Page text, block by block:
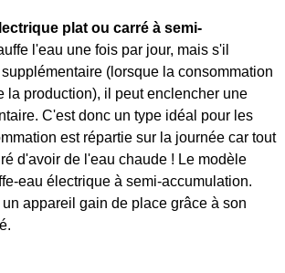
plat ou carré à semi-
l'eau une fois par jour, mais s'il
(lorsque la consommation
la production), il peut enclencher une
C'est donc un type idéal pour les
est répartie sur la journée car tout
d'avoir de l'eau chaude ! Le modèle
eau électrique à semi-accumulation.
un appareil gain de place grâce à son